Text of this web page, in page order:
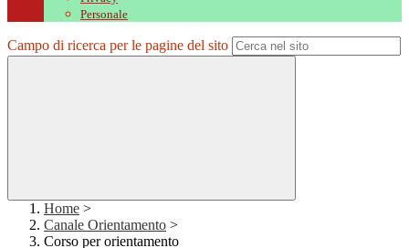
Personale
Campo di ricerca per le pagine del sito
Home >
Canale Orientamento >
Corso per orientamento